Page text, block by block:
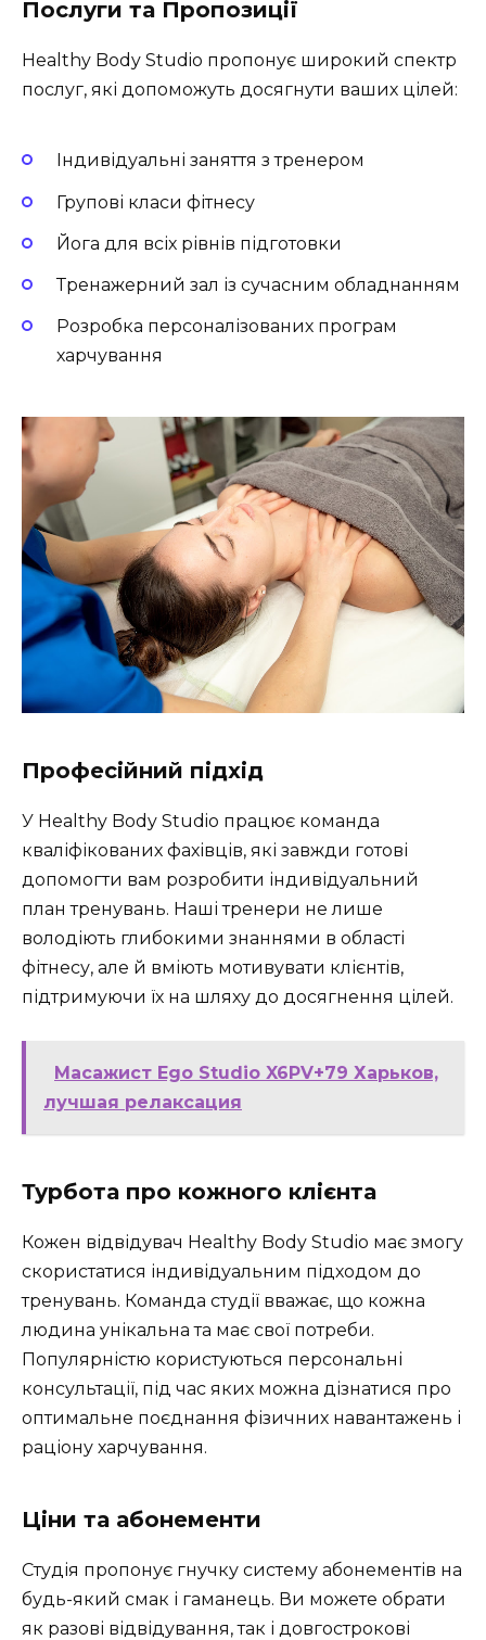
Послуги та Пропозиції
Healthy Body Studio пропонує широкий спектр
послуг, які допоможуть досягнути ваших цілей:
Індивідуальні заняття з тренером
Групові класи фітнесу
Йога для всіх рівнів підготовки
Тренажерний зал із сучасним обладнанням
Розробка персоналізованих програм
харчування
Професійний підхід
У Healthy Body Studio працює команда
кваліфікованих фахівців, які завжди готові
допомогти вам розробити індивідуальний
план тренувань. Наші тренери не лише
володіють глибокими знаннями в області
фітнесу, але й вміють мотивувати клієнтів,
підтримуючи їх на шляху до досягнення цілей.
Масажист Ego Studio X6PV+79 Харьков,
лучшая релаксация
Турбота про кожного клієнта
Кожен відвідувач Healthy Body Studio має змогу
скористатися індивідуальним підходом до
тренувань. Команда студії вважає, що кожна
людина унікальна та має свої потреби.
Популярністю користуються персональні
консультації, під час яких можна дізнатися про
оптимальне поєднання фізичних навантажень і
раціону харчування.
Ціни та абонементи
Студія пропонує гнучку систему абонементів на
будь-який смак і гаманець. Ви можете обрати
як разові відвідування, так і довгострокові